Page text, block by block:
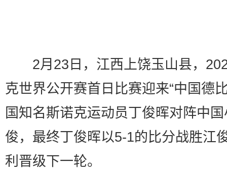
2月23日，江西上饶玉山县，
克世界公开赛首日比赛迎来“中国德
国知名斯诺克运动员丁俊晖对阵中
俊，最终丁俊晖以5-1的比分战胜江
利晋级下一轮。